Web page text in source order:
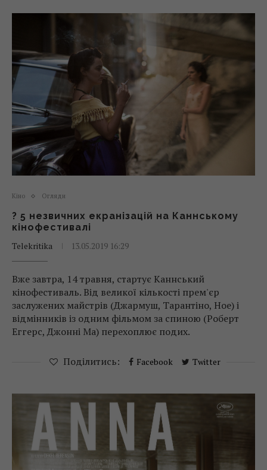
Кіно Огляди
? 5 незвичних екранізацій на Каннському
кінофестивалі
Telekritika
13.05.2019 16:29
Вже завтра, 14 травня, стартує Каннський
кінофестиваль. Від великої кількості прем'єр
заслужених майстрів (Джармуш, Тарантіно, Ное) і
відмінників із одним фільмом за спиною (Роберт
Еггерс, Джонні Ма) перехоплює подих.
Поділитись: Facebook Twitter